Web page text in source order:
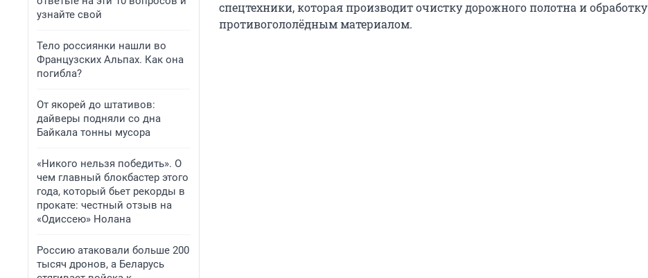
узнайте свой
Тело россиянки нашли во
Французских Альпах. Как она
погибла?
От якорей до штативов:
дайверы подняли со дна
Байкала тонны мусора
«Никого нельзя победить». О
чем главный блокбастер этого
года, который бьет рекорды в
прокате: честный отзыв на
«Одиссею» Нолана
Россию атаковали больше 200
тысяч дронов, а Беларусь
спецтехники, которая производит очистку дорожного полотна и обработку
противогололёдным материалом.